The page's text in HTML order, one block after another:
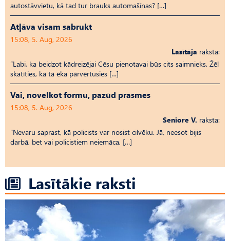
autostāvvietu, kā tad tur brauks automašīnas? […]
Atļāva visam sabrukt
15:08, 5. Aug, 2026
Lasītāja raksta:
“Labi, ka beidzot kādreizējai Cēsu pienotavai būs cits saimnieks. Žēl
skatīties, kā tā ēka pārvērtusies […]
Vai, novelkot formu, pazūd prasmes
15:08, 5. Aug, 2026
Seniore V. raksta:
“Nevaru saprast, kā policists var nosist cilvēku. Jā, neesot bijis
darbā, bet vai policistiem neiemāca, […]
Lasītākie raksti